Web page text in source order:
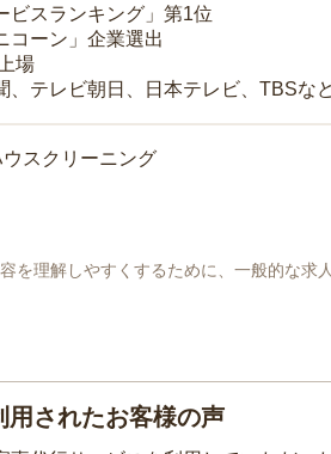
スランキング」第1位
ーン」企業選出
場
、テレビ朝日、日本テレビ、TBSな
スクリーニング
理解しやすくするために、一般的な求
用されたお客様の声